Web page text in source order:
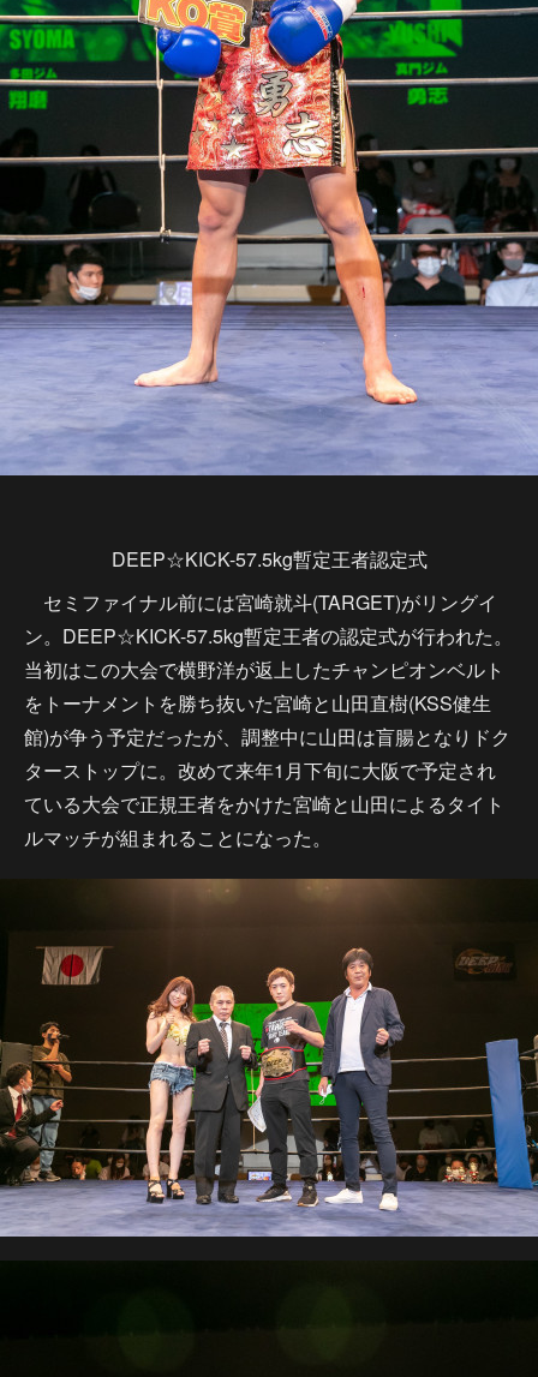
DEEP☆KICK-57.5kg暫定王者認定式
セミファイナル前には宮崎就斗(TARGET)がリングイ
ン。DEEP☆KICK-57.5kg暫定王者の認定式が行われた。
当初はこの大会で横野洋が返上したチャンピオンベルト
をトーナメントを勝ち抜いた宮崎と山田直樹(KSS健生
館)が争う予定だったが、調整中に山田は盲腸となりドク
ターストップに。改めて来年1月下旬に大阪で予定され
ている大会で正規王者をかけた宮崎と山田によるタイト
ルマッチが組まれることになった。